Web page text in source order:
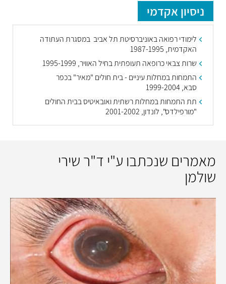
ניסיון אקדמי
לימודי רפואה באוניברסיטת תל אביב במסגרת העתודה
האקדמית, 1987-1995
שרות צבאי כרופאה תעופתית בחיל האוויר, 1995-1999
התמחות במחלות עיניים - בית חולים "מאיר" בכפר
סבא,1999-2004
תת התמחות במחלות רשתית ואובאיטיס בבית החולים
"מורפילדס", לונדון, 2001-2002
מאמרים שנכתבו ע"י ד"ר שירי
שולמן